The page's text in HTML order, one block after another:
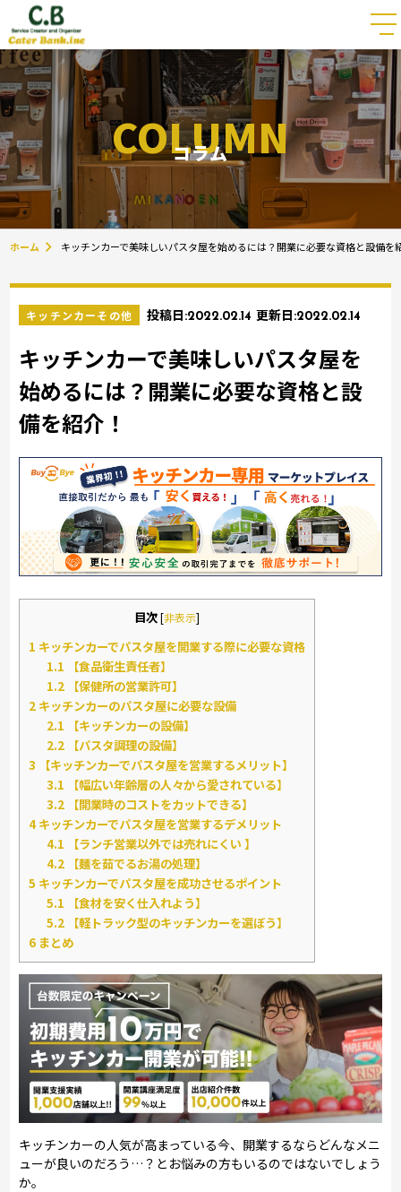
COLUMN
コラム
ホーム キッチンカーで美味しいパスタ屋を始めるには？開業に必要な資格と設備を
キッチンカーその他 投稿日:2022.02.14 更新日:2022.02.14
キッチンカーで美味しいパスタ屋を
始めるには？開業に必要な資格と設
備を紹介！
目次[非表示]
1 キッチンカーでパスタ屋を開業する際に必要な資格
1.1 【食品衛生責任者】
1.2 【保健所の営業許可】
2 キッチンカーのパスタ屋に必要な設備
2.1 【キッチンカーの設備】
2.2 【パスタ調理の設備】
3 【キッチンカーでパスタ屋を営業するメリット】
3.1 【幅広い年齢層の人々から愛されている】
3.2 【開業時のコストをカットできる】
4キッチンカーでパスタ屋を営業するデメリット
4.1 【ランチ営業以外では売れにくい 】
4.2 【麺を茹でるお湯の処理】
5 キッチンカーでパスタ屋を成功させるポイント
5.1 【食材を安く仕入れよう】
5.2 【軽トラック型のキッチンカーを選ぼう】
6 まとめ
キッチンカーの人気が高まっている今、開業するならどんなメニ
ューが良いのだろう…？とお悩みの方もいるのではないでしょう
か。